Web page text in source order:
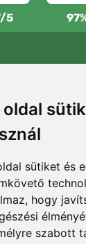
oldal
sütiket és
hogy
szabott
5
a következő összeg
és
belül bármikor
ot
ültetünk egy